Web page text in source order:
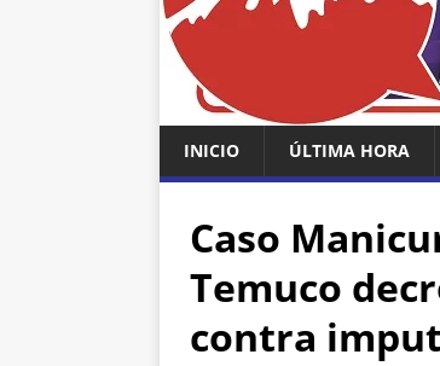
INICIO ÚLTIMA HORA
Caso
Temuco
contra